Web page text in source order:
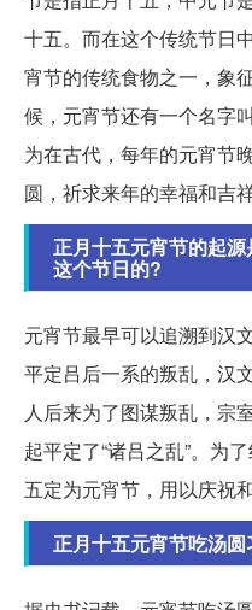
十五。而在这个传统节日
宵节的传统食物之一，象
候，元宵节还有一个名字
为在古代，每年的元宵节
圆，祈求来年的幸福和吉祥
正月十五元宵节的起
这个节日的?
元宵节最早可以追溯到汉
平定吕后一系的叛乱，汉
人后来为了图谋叛乱，宗
起平定了“诸吕之乱”。为
五定为元宵节，用以庆祝
正月十五元宵节吃汤